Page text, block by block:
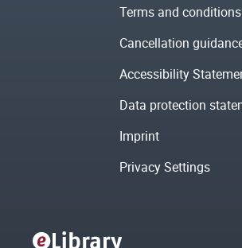
Terms and conditions
Cancellation
Accessibility
Data protection
Imprint
Privacy Settings